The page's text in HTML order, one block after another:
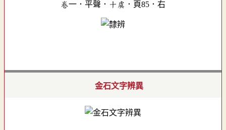
卷一．平聲．十虞．頁85．右
金石文字辨異